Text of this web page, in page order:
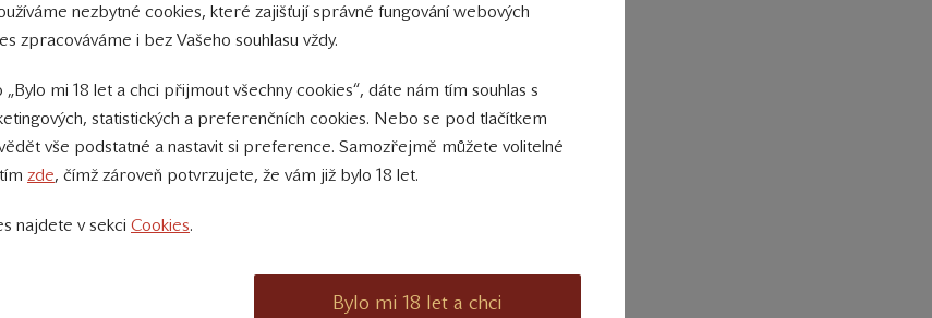
SV Ego
medaile + nominace SV Ego 7307
medaile + nominace SV Herbarium Moravicum
SV Herbarium Moravicum
nezbytné cookies, které zajišťují správné fungování webových
zpracováváme i bez Vašeho souhlasu vždy.
„Bylo mi 18 let a chci přijmout všechny cookies“, dáte nám tím souhlas s
statistických a preferenčních cookies. Nebo se pod tlačítkem
vše podstatné a nastavit si preference. Samozřejmě můžete volitelné
zde, čímž zároveň potvrzujete, že vám již bylo 18 let.
najdete v sekci Cookies.
Bylo mi 18 let a chci